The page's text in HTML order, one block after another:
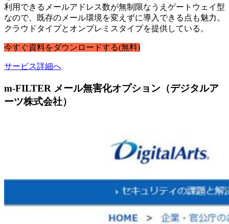
利用できるメールアドレス数が無制限なうえゲートウェイ型
なので、既存のメール環境を変えずに導入できる点も魅力。
クラウドタイプとオンプレミスタイプを提供している。
今すぐ資料をダウンロードする(無料)
サービス詳細へ
m-FILTER メール無害化オプション（デジタルア
ーツ株式会社）